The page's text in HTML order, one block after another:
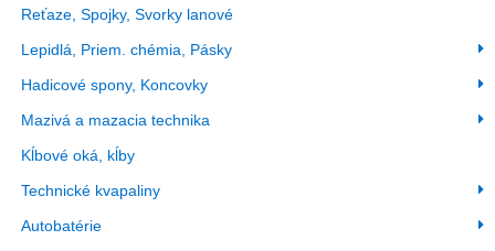
Reťaze, Spojky, Svorky lanové
Lepidlá, Priem. chémia, Pásky
Hadicové spony, Koncovky
Mazivá a mazacia technika
Kĺbové oká, kĺby
Technické kvapaliny
Autobatérie